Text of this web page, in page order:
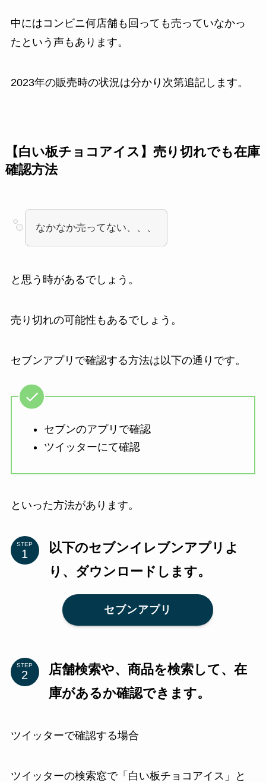
中にはコンビニ何店舗も回っても売っていなかっ
たという声もあります。
2023年の販売時の状況は分かり次第追記します。
【白い板チョコアイス】売り切れでも在庫
確認方法
なかなか売ってない、、、
と思う時があるでしょう。
売り切れの可能性もあるでしょう。
セブンアプリで確認する方法は以下の通りです。
セブンのアプリで確認
ツイッターにて確認
といった方法があります。
STEP
以下のセブンイレブンアプリよ
り、ダウンロードします。
セブンアプリ
STEP
店舗検索や、商品を検索して、在
庫があるか確認できます。
ツイッターで確認する場合
ツイッターの検索窓で「白い板チョコアイス」と